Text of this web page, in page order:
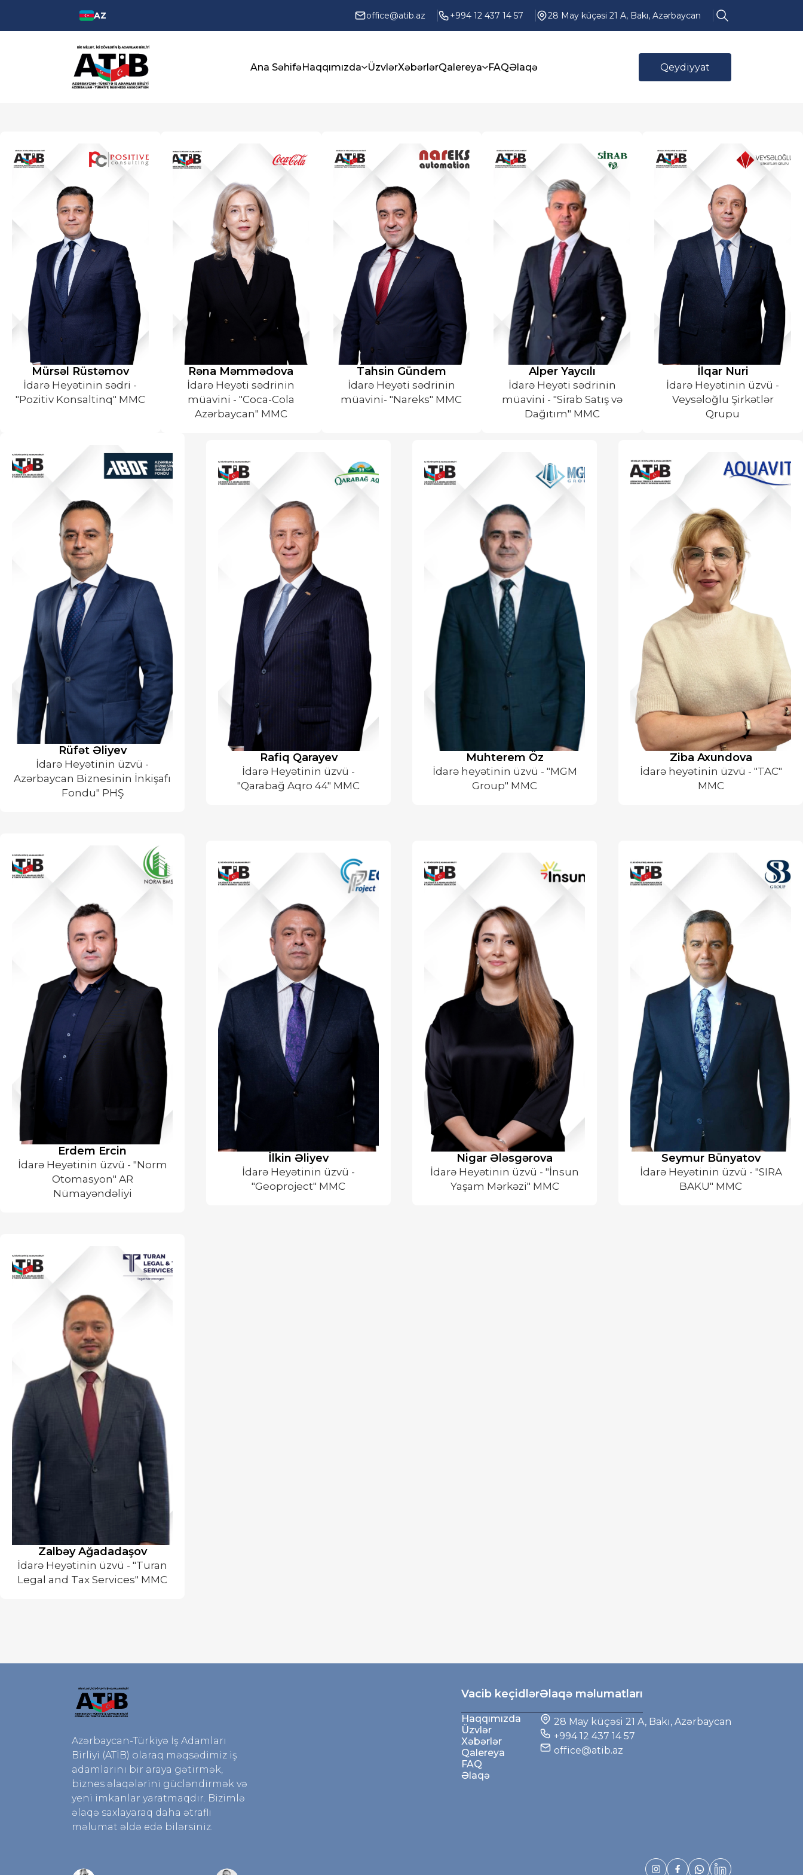
AZ office@atib.az +994 12 437 14 57 28 May küçəsi 21 A, Bakı, Azərbaycan
Ana SəhifəHaqqımızda ÜzvlərXəbərlərQalereya FAQƏlaqə Qeydiyyat
Mürsəl Rüstəmov
İdarə Heyətinin sədri -
"Pozitiv Konsaltinq" MMC
Rəna Məmmədova
İdarə Heyəti sədrinin
müavini - "Coca-Cola
Azərbaycan" MMC
⁠Tahsin Gündem
İdarə Heyəti sədrinin
müavini- "Nareks" MMC
Alper Yaycılı
İdarə Heyəti sədrinin
müavini - "Sirab Satış və
Dağıtım" MMC
İlqar Nuri
İdarə Heyətinin üzvü -
Veysəloğlu Şirkətlər
Qrupu
Rüfət Əliyev
İdarə Heyətinin üzvü -
Azərbaycan Biznesinin İnkişafı
Fondu" PHŞ
⁠Rafiq Qarayev
İdarə Heyətinin üzvü -
"Qarabağ Aqro 44" MMC
Muhterem Öz
İdarə heyətinin üzvü - "MGM
Group" MMC
Ziba Axundova
İdarə heyətinin üzvü - "TAC"
MMC
⁠Erdem Ercin
İdarə Heyətinin üzvü - "Norm
Otomasyon" AR
Nümayəndəliyi
İlkin Əliyev
İdarə Heyətinin üzvü -
"Geoproject" MMC
Nigar Ələsgərova
İdarə Heyətinin üzvü - "İnsun
Yaşam Mərkəzi" MMC
Seymur Bünyatov
İdarə Heyətinin üzvü - "SIRA
BAKU" MMC
Zalbəy Ağadadaşov
İdarə Heyətinin üzvü - "Turan
Legal and Tax Services" MMC
Azərbaycan-Türkiyə İş Adamları
Birliyi (ATİB) olaraq məqsədimiz iş
adamlarını bir araya gətirmək,
biznes əlaqələrini gücləndirmək və
yeni imkanlar yaratmaqdır. Bizimlə
əlaqə saxlayaraq daha ətraflı
məlumat əldə edə bilərsiniz.
Vacib keçidlər
Haqqımızda
Üzvlər
Xəbərlər
Qalereya
FAQ
Əlaqə
Əlaqə məlumatları
28 May küçəsi 21 A, Bakı, Azərbaycan
+994 12 437 14 57
office@atib.az